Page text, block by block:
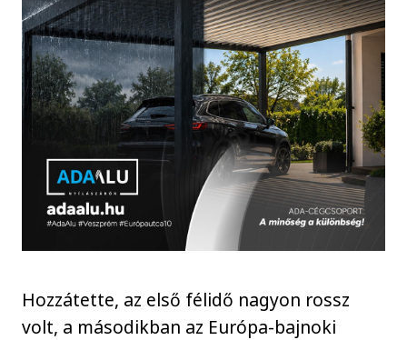
Hozzátette, az első félidő nagyon rossz
volt, a másodikban az Európa-bajnoki